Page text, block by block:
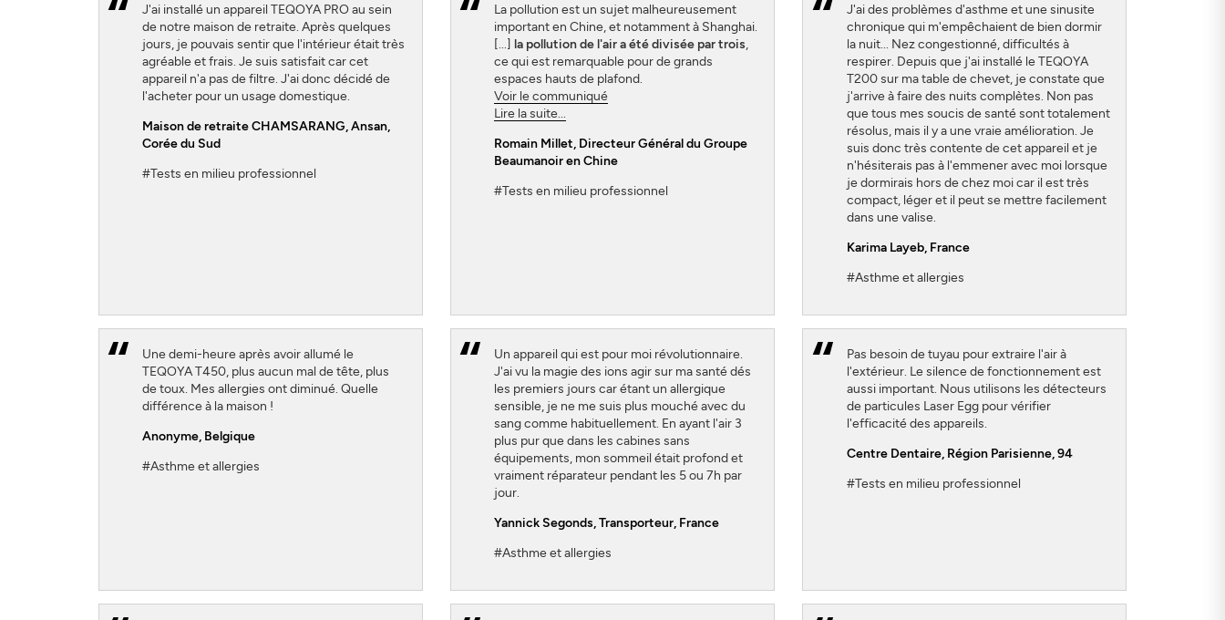
J'ai installé un appareil TEQOYA PRO au sein
de notre maison de retraite. Après quelques
jours, je pouvais sentir que l'intérieur était très
agréable et frais. Je suis satisfait car cet
appareil n'a pas de filtre. J'ai donc décidé de
l'acheter pour un usage domestique.
Maison de retraite CHAMSARANG,Ansan,
Corée du Sud
#Tests en milieu professionnel
La pollution est un sujet malheureusement
important en Chine, et notamment à Shanghai.
[...]la pollution de l'air a été divisée par trois,
ce qui est remarquable pour de grands
espaces hauts de plafond.
Voir le communiqué
Lire la suite...
Romain Millet, Directeur Général du Groupe
Beaumanoir en Chine
#Tests en milieu professionnel
J'ai des problèmes d'asthme et une sinusite
chronique qui m'empêchaient de bien dormir
la nuit... Nez congestionné, difficultés à
respirer. Depuis que j'ai installé le TEQOYA
T200 sur ma table de chevet, je constate que
j'arrive à faire des nuits complètes. Non pas
que tous mes soucis de santé sont totalement
résolus, mais il y a une vraie amélioration. Je
suis donc très contente de cet appareil et je
n'hésiterais pas à l'emmener avec moi lorsque
je dormirais hors de chez moi car il est très
compact, léger et il peut se mettre facilement
dans une valise.
Karima Layeb, France
#Asthme et allergies
Une demi-heure après avoir allumé le
TEQOYA T450, plus aucun mal de tête, plus
de toux. Mes allergies ont diminué. Quelle
différence à la maison !
Anonyme, Belgique
#Asthme et allergies
Un appareil qui est pour moi révolutionnaire.
J'ai vu la magie des ions agir sur ma santé dés
les premiers jours car étant un allergique
sensible, je ne me suis plus mouché avec du
sang comme habituellement. En ayant l'air 3
plus pur que dans les cabines sans
équipements, mon sommeil était profond et
vraiment réparateur pendant les 5 ou 7h par
jour.
Yannick Segonds, Transporteur, France
#Asthme et allergies
Pas besoin de tuyau pour extraire l'air à
l'extérieur. Le silence de fonctionnement est
aussi important. Nous utilisons les détecteurs
de particules Laser Egg pour vérifier
l'efficacité des appareils.
Centre Dentaire, Région Parisienne, 94
#Tests en milieu professionnel